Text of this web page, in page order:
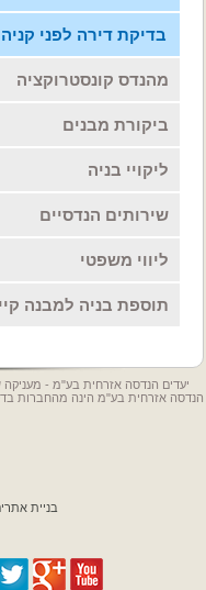
בדיקת דירה לפני קניה
מהנדס קונסטרוקציה
ביקורת מבנים
ליקויי בניה
שירותים הנדסיים
ליווי משפטי
תוספת בניה למבנה
יעדים הנדסה אזרחית בע"מ - מעניקה
הנדסה אזרחית בע"מ הינה מהחברות
בניית